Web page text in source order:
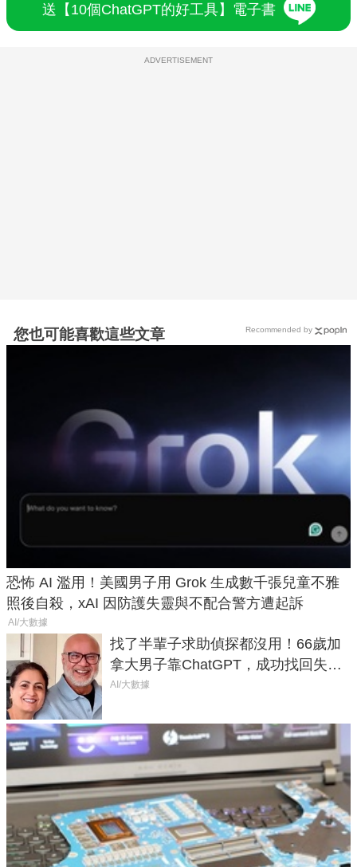
送【10個ChatGPT的好工具】電子書
ADVERTISEMENT
您也可能喜歡這些文章
恐怖 AI 濫用！美國男子用 Grok 生成數千張兒童不雅
照後自殺，xAI 因防護失靈與不配合警方遭起訴
AI/大數據
找了半輩子求助偵探都沒用！66歲加
拿大男子靠ChatGPT，成功找回失散
50年家人
AI/大數據
Recommended by